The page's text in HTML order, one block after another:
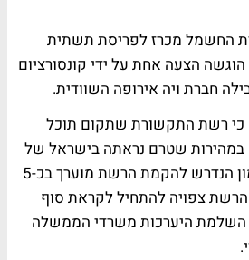
החשמל מכרז לפריסת תשתית
הצעה אחת על ידי קונסורציום
חברת ויה אירופה השוודית.
כי רשת התקשורת שתקום תוכל
במהירות שטרם נראתה בישראל של
כ-1 ג'יגה ביט. סך המימון הנדרש להקמת הרשת מוערך בכ-5
צפויה להתחיל לקראת סוף
לאחר השלמת היערכות משרדי הממשלה